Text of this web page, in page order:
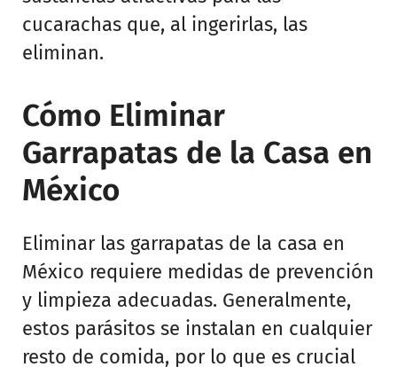
cucarachas que, al ingerirlas, las
eliminan.
Cómo Eliminar
Garrapatas de la Casa en
México
Eliminar las garrapatas de la casa en
México requiere medidas de prevención
y limpieza adecuadas. Generalmente,
estos parásitos se instalan en cualquier
resto de comida, por lo que es crucial